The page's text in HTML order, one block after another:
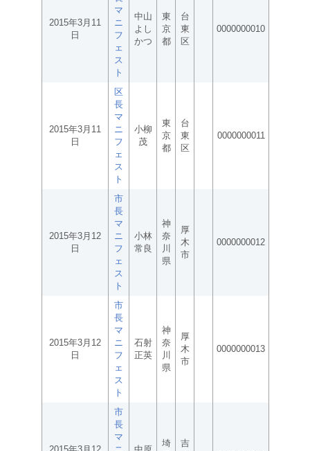
2015年3月11
日
マ
ニ
フ
ェ
ス
ト
中山
よし
かつ
東
京
都
台
東
区
0000000010
2015年3月11
日
区
長
マ
ニ
フ
ェ
ス
ト
小柳
茂
東
京
都
台
東
区
0000000011
2015年3月12
日
市
長
マ
ニ
フ
ェ
ス
ト
小林
常良
神
奈
川
県
厚
木
市
0000000012
2015年3月12
日
市
長
マ
ニ
フ
ェ
ス
ト
石射
正英
神
奈
川
県
厚
木
市
0000000013
市
長
マ
埼
吉